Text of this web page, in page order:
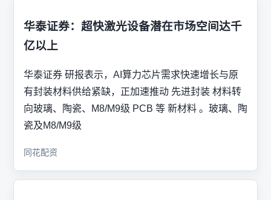
华泰证券：超快激光设备潜在市场空间达千
亿以上
华泰证券 研报表示，AI算力芯片需求快速增长与原
有封装材料供给紧缺，正加速推动 先进封装 材料转
向玻璃、陶瓷、M8/M9级 PCB 等 新材料 。玻璃、陶
瓷及M8/M9级
同花配资